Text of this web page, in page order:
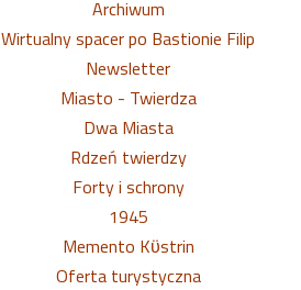
Archiwum
Wirtualny spacer po Bastionie Filip
Newsletter
Miasto - Twierdza
Dwa Miasta
Rdzeń twierdzy
Forty i schrony
1945
Memento Kϋstrin
Oferta turystyczna